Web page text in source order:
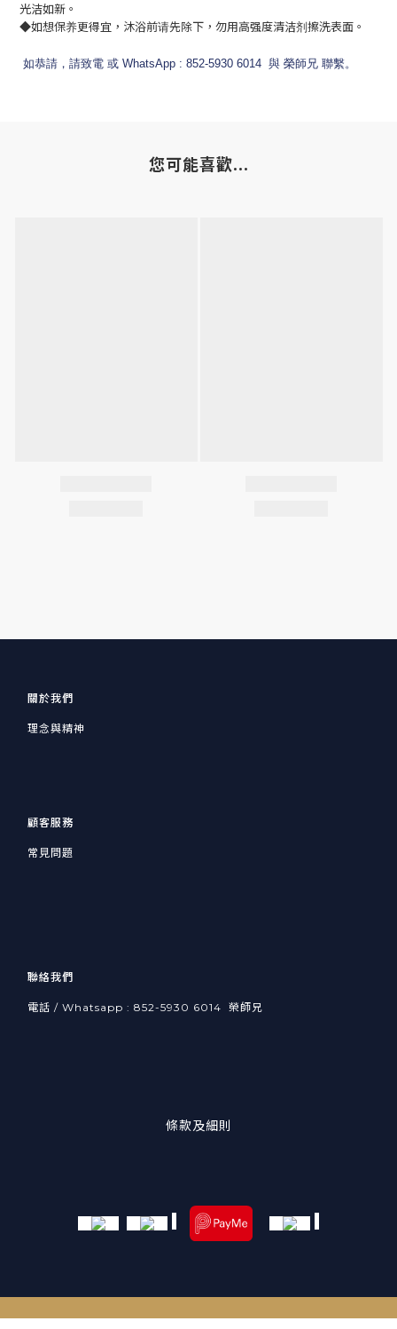
光洁如新。
◆如想保养更得宜，沐浴前请先除下，勿用高强度清洁剂擦洗表面。
如恭請，請致電 或 WhatsApp : 852-5930 6014 與 榮師兄 聯繫。
您可能喜歡...
關於我們
理念與精神
顧客服務
常見問題
聯絡我們
電話 / Whatsapp : 852-5930 6014 榮師兄
條款及細則